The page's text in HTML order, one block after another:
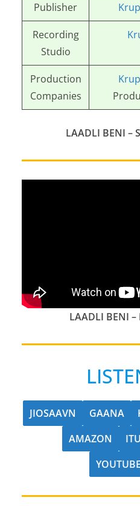
Publisher
Recording
Studio
Production
Companies
LAADLI BENI –
LAADLI BENI –
JIOSAAVN GAANA
AMAZON